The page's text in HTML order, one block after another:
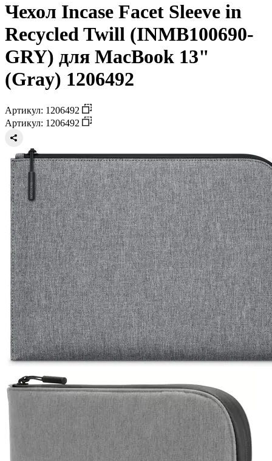
Чехол Incase Facet Sleeve in
Recycled Twill (INMB100690-
GRY) для MacBook 13"
(Gray) 1206492
Артикул: 1206492
Артикул: 1206492